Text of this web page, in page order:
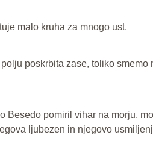
malo kruha za mnogo ust.
poskrbita zase, toliko
Besedo pomiril vihar na morju,
ljubezen in njegovo